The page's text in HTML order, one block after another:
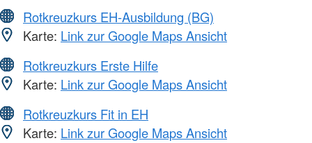
Rotkreuzkurs EH-Ausbildung (BG)
Karte: Link zur Google Maps Ansicht
Rotkreuzkurs Erste Hilfe
Karte: Link zur Google Maps Ansicht
Rotkreuzkurs Fit in EH
Karte: Link zur Google Maps Ansicht